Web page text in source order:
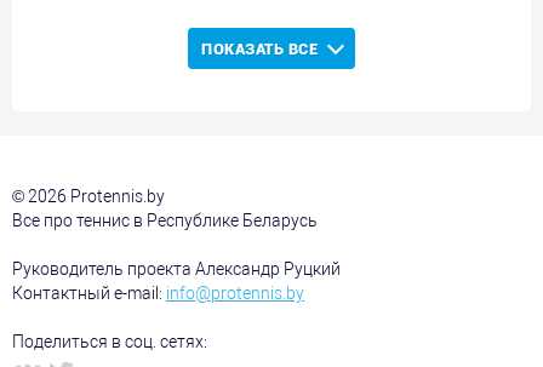
ПОКАЗАТЬ ВСЕ
© 2026 Protennis.by
Все про теннис в Республике Беларусь
Руководитель проекта Александр Руцкий
Контактный e-mail: info@protennis.by
Поделиться в соц. сетях: